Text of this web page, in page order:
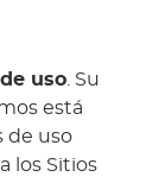
uso . Su
está
de uso
los Sitios